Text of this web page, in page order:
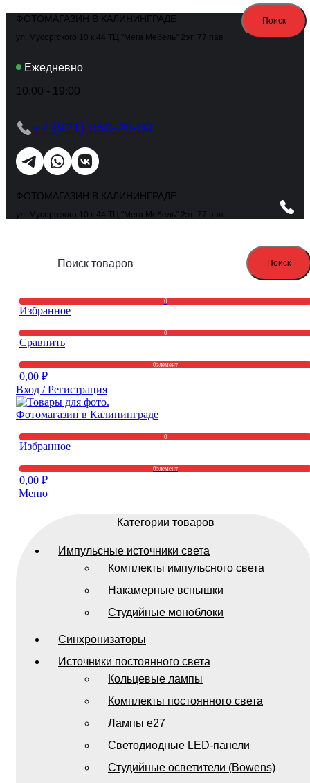
ФОТОМАГАЗИН В КАЛИНИНГРАДЕ
ул. Мусоргского 10 к.44 ТЦ "Мега Мебель" 2эт. 77 пав.
Ежедневно
10:00 - 19:00
+7 (921) 850-20-00
ФОТОМАГАЗИН В КАЛИНИНГРАДЕ
ул. Мусоргского 10 к.44 ТЦ "Мега Мебель" 2эт. 77 пав.
Поиск
0
Избранное
0
Сравнить
0элемент
0,00 ₽
Вход / Регистрация
0
Избранное
0элемент
0,00 ₽
Меню
Категории товаров
Импульсные источники света
Комплекты импульсного света
Накамерные вспышки
Студийные моноблоки
Синхронизаторы
Источники постоянного света
Кольцевые лампы
Комплекты постоянного света
Лампы e27
Светодиодные LED-панели
Студийные осветители (Bowens)
Поиск